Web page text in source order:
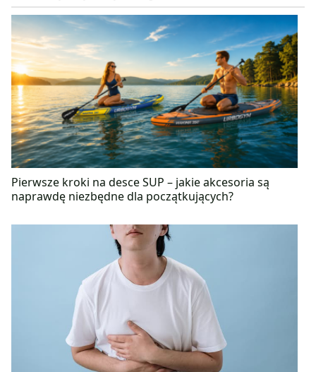
czemu może oderwać się od codziennej rutyny.
Dietetyk w sztabie szkoleniowym Krakowskiej
Szkoły Piłki Nożnej Pogoń Kraków.
Pierwsze kroki na desce SUP – jakie akcesoria są
naprawdę niezbędne dla początkujących?